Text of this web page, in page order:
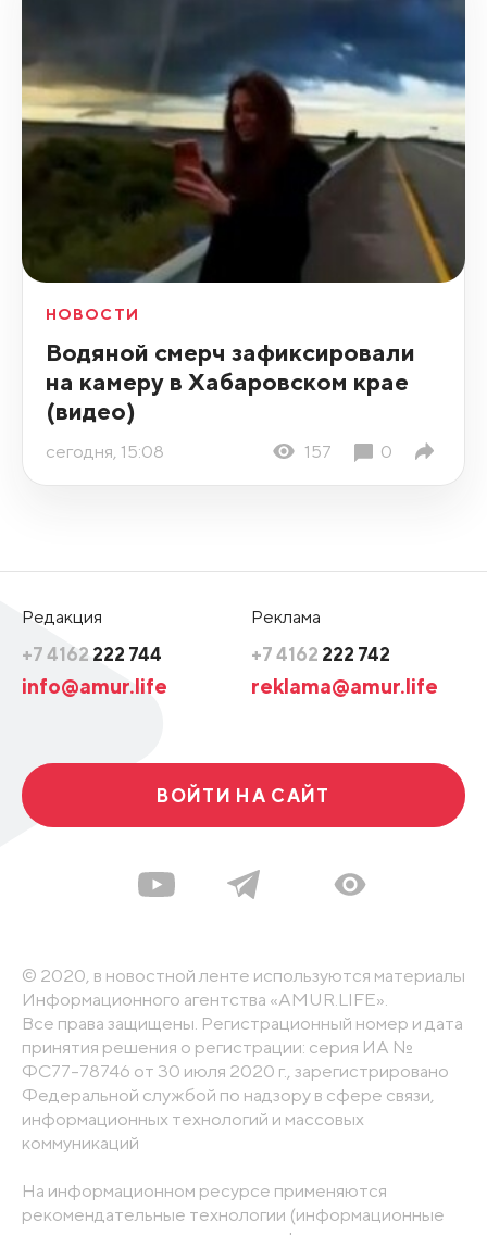
НОВОСТИ
Водяной смерч зафиксировали
на камеру в Хабаровском крае
(видео)
сегодня, 15:08 157 0
Редакция
+7 4162 222 744
info@amur.life
Реклама
+7 4162 222 742
reklama@amur.life
ВОЙТИ НА САЙТ
© 2020, в новостной ленте используются материалы
Информационного агентства «AMUR.LIFE».
Все права защищены. Регистрационный номер и дата
принятия решения о регистрации: серия ИА №
ФС77-78746 от 30 июля 2020 г., зарегистрировано
Федеральной службой по надзору в сфере связи,
информационных технологий и массовых
коммуникаций
На информационном ресурсе применяются
рекомендательные технологии (информационные